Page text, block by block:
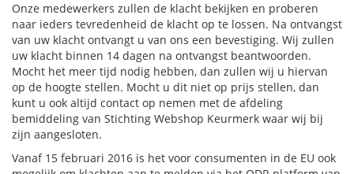
Onze medewerkers zullen de klacht bekijken en proberen
naar ieders tevredenheid de klacht op te lossen. Na ontvangst
van uw klacht ontvangt u van ons een bevestiging. Wij zullen
uw klacht binnen 14 dagen na ontvangst beantwoorden.
Mocht het meer tijd nodig hebben, dan zullen wij u hiervan
op de hoogte stellen. Mocht u dit niet op prijs stellen, dan
kunt u ook altijd contact op nemen met de afdeling
bemiddeling van Stichting Webshop Keurmerk waar wij bij
zijn aangesloten.
Vanaf 15 februari 2016 is het voor consumenten in de EU ook